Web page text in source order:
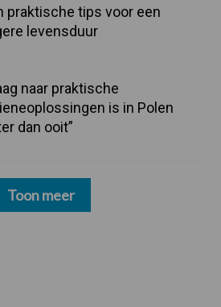
praktische tips voor een
levensduur
naar praktische
is in Polen
dan ooit”
Toon meer